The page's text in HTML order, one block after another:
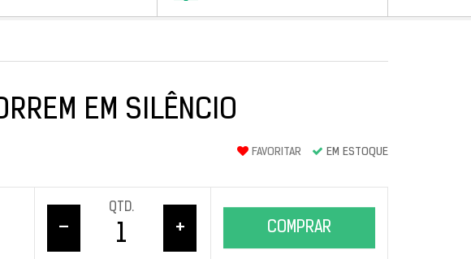
EM SILÊNCIO
FAVORITAR EM ESTOQUE
–
QTD.
+ COMPRAR